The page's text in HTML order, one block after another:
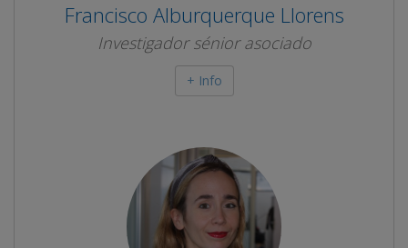
Francisco Alburquerque Llorens
Investigador sénior asociado
+ Info